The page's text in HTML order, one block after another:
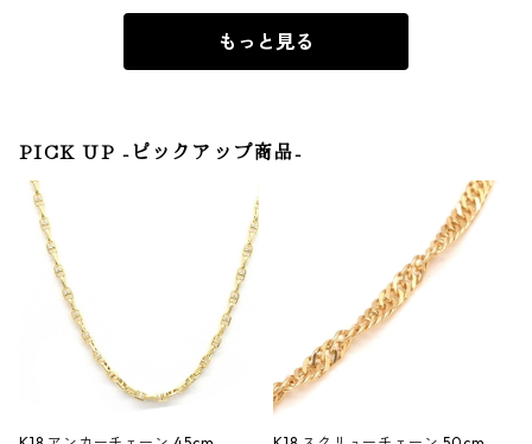
もっと見る
PICK UP -ピックアップ商品-